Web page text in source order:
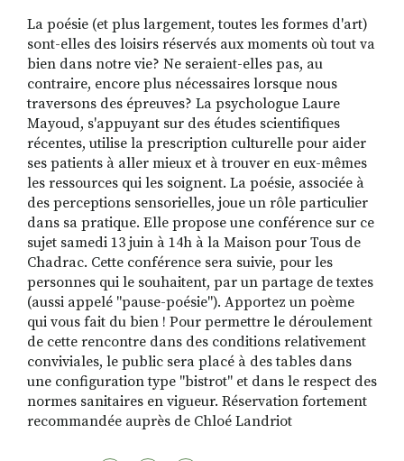
RECHERCHER
S'ABONNER
S'INSCRIRE À LA NEWSLETTER
FACEBOOKINSTAGRAMLINKEDINYOUTUBE
La poésie (et plus largement, toutes les formes d'art)
sont-elles des loisirs réservés aux moments où tout va
bien dans notre vie? Ne seraient-elles pas, au
contraire, encore plus nécessaires lorsque nous
traversons des épreuves? La psychologue Laure
Mayoud, s'appuyant sur des études scientifiques
récentes, utilise la prescription culturelle pour aider
ses patients à aller mieux et à trouver en eux-mêmes
les ressources qui les soignent. La poésie, associée à
des perceptions sensorielles, joue un rôle particulier
dans sa pratique. Elle propose une conférence sur ce
sujet samedi 13 juin à 14h à la Maison pour Tous de
Chadrac. Cette conférence sera suivie, pour les
personnes qui le souhaitent, par un partage de textes
(aussi appelé "pause-poésie"). Apportez un poème
qui vous fait du bien ! Pour permettre le déroulement
de cette rencontre dans des conditions relativement
conviviales, le public sera placé à des tables dans
une configuration type "bistrot" et dans le respect des
normes sanitaires en vigueur. Réservation fortement
recommandée auprès de Chloé Landriot